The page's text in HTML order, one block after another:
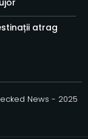
atrag
News - 2025